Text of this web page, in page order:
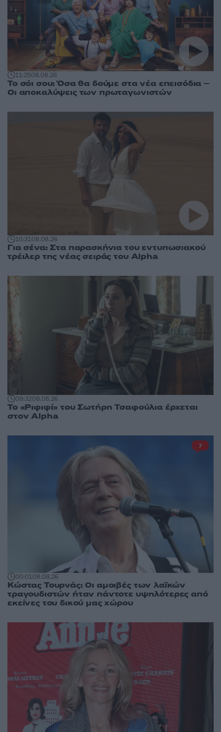
11:2508.08.26
Το σόι σου: Όσα θα δούμε στα νέα επεισόδια –
Οι αποκαλύψεις των πρωταγωνιστών
10:3108.08.26
Για σένα: Στα παρασκήνια του εντυπωσιακού
τρέιλερ της νέας σειράς του Alpha
09:3208.08.26
Το «Ριφιφί» του Σωτήρη Τσαφούλια έρχεται
στον Alpha
00:0108.08.26
Κώστας Τουρνάς: Οι αμοιβές των λαϊκών
τραγουδιστών ήταν πάντοτε υψηλότερες από
εκείνες του δικού μας χώρου
7